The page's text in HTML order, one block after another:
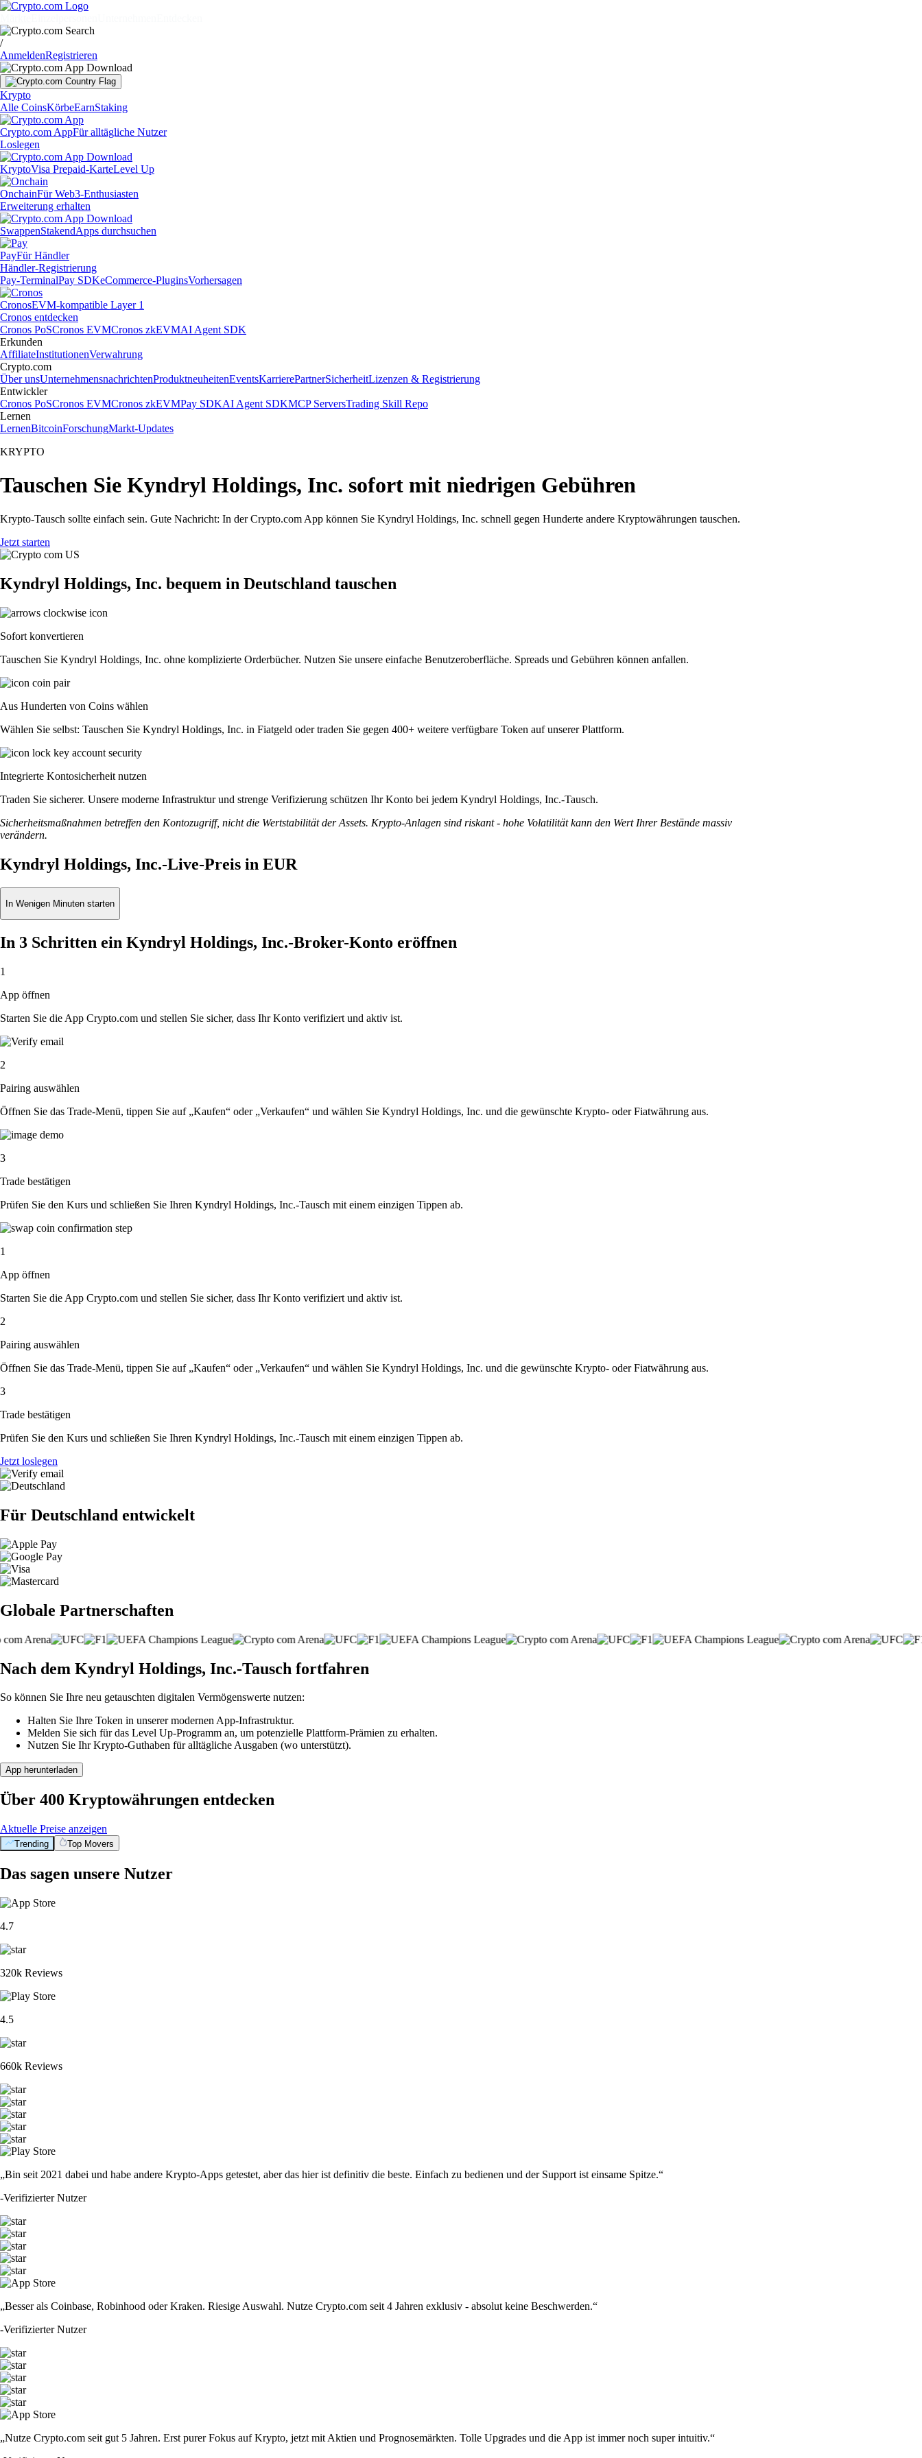
/
AnmeldenRegistrieren
Krypto
Alle CoinsKörbeEarnStaking
Crypto.com AppFür alltägliche Nutzer
Loslegen
KryptoVisa Prepaid-KarteLevel Up
OnchainFür Web3-Enthusiasten
Erweiterung erhalten
SwappenStakendApps durchsuchen
PayFür Händler
Händler-Registrierung
Pay-TerminalPay SDKeCommerce-PluginsVorhersagen
CronosEVM-kompatible Layer 1
Cronos entdecken
Cronos PoSCronos EVMCronos zkEVMAI Agent SDK
Erkunden
AffiliateInstitutionenVerwahrung
Crypto.com
Über unsUnternehmensnachrichtenProduktneuheitenEventsKarrierePartnerSicherheitLizenzen & Registrierung
Entwickler
Cronos PoSCronos EVMCronos zkEVMPay SDKAI Agent SDKMCP ServersTrading Skill Repo
Lernen
LernenBitcoinForschungMarkt-Updates
KRYPTO
Tauschen Sie Kyndryl Holdings, Inc. sofort mit niedrigen Gebühren
Krypto-Tausch sollte einfach sein. Gute Nachricht: In der Crypto.com App können Sie Kyndryl Holdings, Inc. schnell gegen Hunderte andere Kryptowährungen tauschen.
Jetzt starten
Kyndryl Holdings, Inc. bequem in Deutschland tauschen
Sofort konvertieren
Tauschen Sie Kyndryl Holdings, Inc. ohne komplizierte Orderbücher. Nutzen Sie unsere einfache Benutzeroberfläche. Spreads und Gebühren können anfallen.
Aus Hunderten von Coins wählen
Wählen Sie selbst: Tauschen Sie Kyndryl Holdings, Inc. in Fiatgeld oder traden Sie gegen 400+ weitere verfügbare Token auf unserer Plattform.
Integrierte Kontosicherheit nutzen
Traden Sie sicherer. Unsere moderne Infrastruktur und strenge Verifizierung schützen Ihr Konto bei jedem Kyndryl Holdings, Inc.-Tausch.
Sicherheitsmaßnahmen betreffen den Kontozugriff, nicht die Wertstabilität der Assets. Krypto-Anlagen sind riskant - hohe Volatilität kann den Wert Ihrer Bestände massiv
verändern.
Kyndryl Holdings, Inc.-Live-Preis in EUR
In Wenigen Minuten starten
In 3 Schritten ein Kyndryl Holdings, Inc.-Broker-Konto eröffnen
1
App öffnen
Starten Sie die App Crypto.com und stellen Sie sicher, dass Ihr Konto verifiziert und aktiv ist.
2
Pairing auswählen
Öffnen Sie das Trade-Menü, tippen Sie auf „Kaufen“ oder „Verkaufen“ und wählen Sie Kyndryl Holdings, Inc. und die gewünschte Krypto- oder Fiatwährung aus.
3
Trade bestätigen
Prüfen Sie den Kurs und schließen Sie Ihren Kyndryl Holdings, Inc.-Tausch mit einem einzigen Tippen ab.
1
App öffnen
Starten Sie die App Crypto.com und stellen Sie sicher, dass Ihr Konto verifiziert und aktiv ist.
2
Pairing auswählen
Öffnen Sie das Trade-Menü, tippen Sie auf „Kaufen“ oder „Verkaufen“ und wählen Sie Kyndryl Holdings, Inc. und die gewünschte Krypto- oder Fiatwährung aus.
3
Trade bestätigen
Prüfen Sie den Kurs und schließen Sie Ihren Kyndryl Holdings, Inc.-Tausch mit einem einzigen Tippen ab.
Jetzt loslegen
Für Deutschland entwickelt
Globale Partnerschaften
Nach dem Kyndryl Holdings, Inc.-Tausch fortfahren
So können Sie Ihre neu getauschten digitalen Vermögenswerte nutzen:
Halten Sie Ihre Token in unserer modernen App-Infrastruktur.
Melden Sie sich für das Level Up-Programm an, um potenzielle Plattform-Prämien zu erhalten.
Nutzen Sie Ihr Krypto-Guthaben für alltägliche Ausgaben (wo unterstützt).
App herunterladen
Über 400 Kryptowährungen entdecken
Aktuelle Preise anzeigen
Trending Top Movers
Das sagen unsere Nutzer
4.7
320k Reviews
4.5
660k Reviews
„Bin seit 2021 dabei und habe andere Krypto-Apps getestet, aber das hier ist definitiv die beste. Einfach zu bedienen und der Support ist einsame Spitze.“
-Verifizierter Nutzer
„Besser als Coinbase, Robinhood oder Kraken. Riesige Auswahl. Nutze Crypto.com seit 4 Jahren exklusiv - absolut keine Beschwerden.“
-Verifizierter Nutzer
„Nutze Crypto.com seit gut 5 Jahren. Erst purer Fokus auf Krypto, jetzt mit Aktien und Prognosemärkten. Tolle Upgrades und die App ist immer noch super intuitiv.“